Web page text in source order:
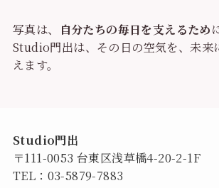
写真は、 自分たちの毎日を支えるため
Studio門出は、その日の空気を、未来
えます。
Studio門出
〒111-0053 台東区浅草橋4-20-2-1F
TEL： 03-5879-7883